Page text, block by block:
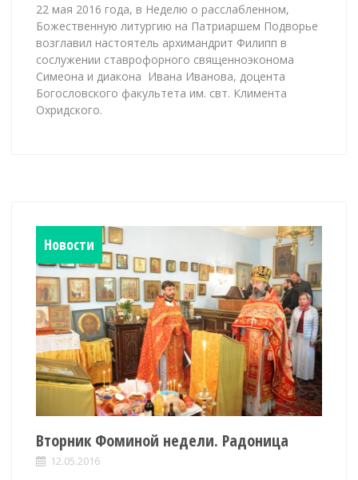
22 мая 2016 года, в Неделю о расслабленном,
Божественную литургию на Патриаршем Подворье
возглавил настоятель архимандрит Филипп в
сослужении ставрофорного священноэконома
Симеона и диакона Ивана Иванова, доцента
Богословского факультета им. свт. Климента
Охридского.
Новости
Вторник Фоминой недели. Радоница
12.05.2016